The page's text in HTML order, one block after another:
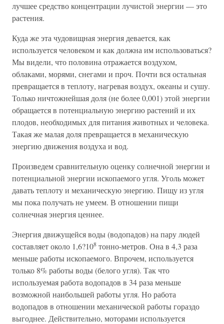
лучшее средство концентрации лучистой энергии — это
растения.
Куда же эта чудовищная энергия девается, как
используется человеком и как должна им использоваться?
Мы видели, что половина отражается воздухом,
облаками, морями, снегами и проч. Почти вся остальная
превращается в теплоту, нагревая воздух, океаны и сушу.
Только ничтожнейшая доля (не более 0,001) этой энергии
обращается в потенциальную энергию растений и их
плодов, необходимых для питания животных и человека.
Такая же малая доля превращается в механическую
энергию движения воздуха и вод.
Произведем сравнительную оценку солнечной энергии и
потенциальной энергии ископаемого угля. Уголь может
давать теплоту и механическую энергию. Пищу из угля
мы пока получать не умеем. В отношении пищи
солнечная энергия ценнее.
Энергия движущейся воды (водопадов) на пару людей
составляет около 1,6?108 тонно-метров. Она в 4,3 раза
меньше работы ископаемого. Впрочем, используется
только 8% работы воды (белого угля). Так что
используемая работа водопадов в 34 раза меньше
возможной наибольшей работы угля. Но работа
водопадов в отношении механической работы гораздо
выгоднее. Действительно, моторами используется